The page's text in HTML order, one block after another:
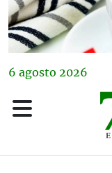
6 agosto 2026